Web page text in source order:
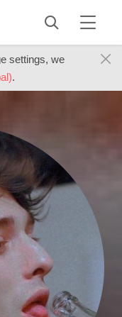
settings, we
.